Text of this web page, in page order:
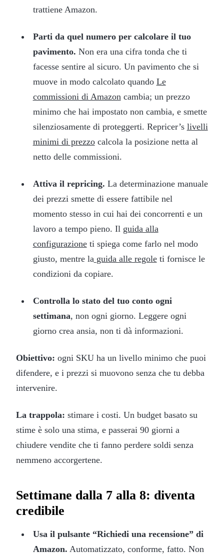
trattiene Amazon.
Parti da quel numero per calcolare il tuo
pavimento. Non era una cifra tonda che ti
facesse sentire al sicuro. Un pavimento che si
muove in modo calcolato quando Le
commissioni di Amazon cambia; un prezzo
minimo che hai impostato non cambia, e smette
silenziosamente di proteggerti. Repricer’s livelli
minimi di prezzocalcola la posizione netta al
netto delle commissioni.
Attiva il repricing. La determinazione manuale
dei prezzi smette di essere fattibile nel
momento stesso in cui hai dei concorrenti e un
lavoro a tempo pieno. Il guida alla
configurazioneti spiega come farlo nel modo
giusto, mentre la guida alle regoleti fornisce le
condizioni da copiare.
Controlla lo stato del tuo conto ogni
settimana, non ogni giorno. Leggere ogni
giorno crea ansia, non ti dà informazioni.
Obiettivo: ogni SKU ha un livello minimo che puoi
difendere, e i prezzi si muovono senza che tu debba
intervenire.
La trappola: stimare i costi. Un budget basato su
stime è solo una stima, e passerai 90 giorni a
chiudere vendite che ti fanno perdere soldi senza
nemmeno accorgertene.
Settimane dalla 7 alla 8: diventa
credibile
Usa il pulsante “Richiedi una recensione” di
Amazon. Automatizzato, conforme, fatto. Non